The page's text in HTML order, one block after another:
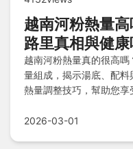
越南河粉熱量
路里真相與健
越南河粉熱量真的很高
量組成，揭示湯底、配
熱量調整技巧，幫助您
2026-03-01